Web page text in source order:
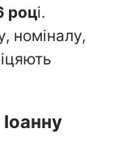
році.
номіналу,